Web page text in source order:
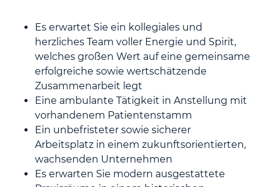
Es erwartet Sie ein kollegiales und
herzliches Team voller Energie und Spirit,
welches großen Wert auf eine gemeinsame
erfolgreiche sowie wertschätzende
Zusammenarbeit legt
Eine ambulante Tätigkeit in Anstellung mit
vorhandenem Patientenstamm
Ein unbefristeter sowie sicherer
Arbeitsplatz in einem zukunftsorientierten,
wachsenden Unternehmen
Es erwarten Sie modern ausgestattete